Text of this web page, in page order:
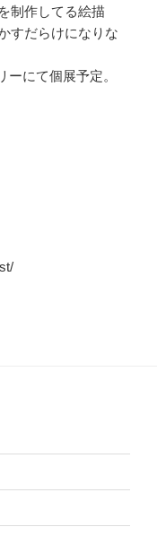
制作してる絵描
すだらけになりな
にて個展予定。